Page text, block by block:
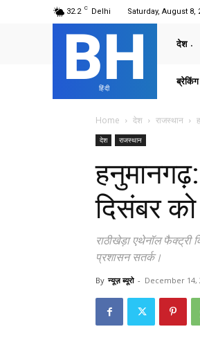
32.2 C Delhi Saturday, August 8,
BH
हिंदी
देश
Home देश राजस्थान
देश राजस्थान
दिसंबर
राठीखेड़ा एथेनॉल
प्रशासन सतर्क।
By न्यूज़ ब्यूरो - December 14,